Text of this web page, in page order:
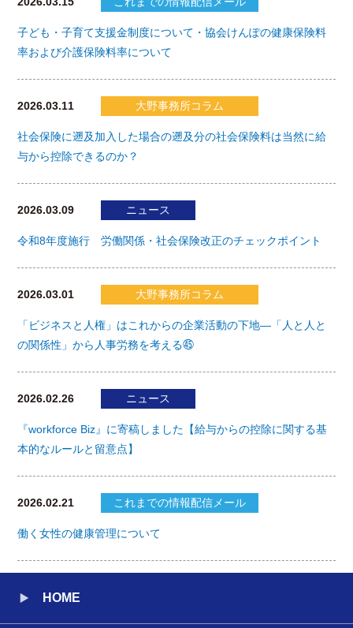
子ども・子育て支援金制度について・協会けんぽの健康保険料
率および介護保険料率について
2026.03.11 大野事務所コラム
社会保険に遡及加入した場合の遡及分の社会保険料は当然に給
与から控除できるのか？
2026.03.09 ニュース
令和8年度施行 労働関係・社会保険改正のチェックポイント
2026.03.01 大野事務所コラム
「ビジネスと人権」はこれからの企業活動の下地―「人と人と
の関係性」から人事労務を考える㊺
2026.02.26 ニュース
『workforce Biz』に寄稿しました【給与からの控除に関する基
本的なルールと留意点】
2026.02.21 これまでの情報配信メール
働く女性の健康管理について
HOME